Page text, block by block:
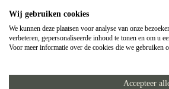
Wij gebruiken cookies
We kunnen deze plaatsen voor analyse van onze
verbeteren, gepersonaliseerde inhoud te tonen en om u
Voor meer informatie over de cookies die we gebruiken
Accepteer